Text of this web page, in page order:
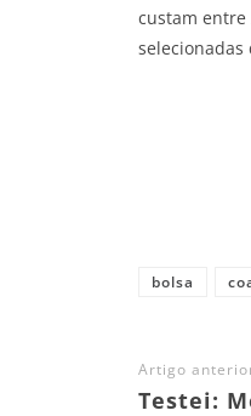
custam entre
selecionadas
bolsa
Artigo
Testei: